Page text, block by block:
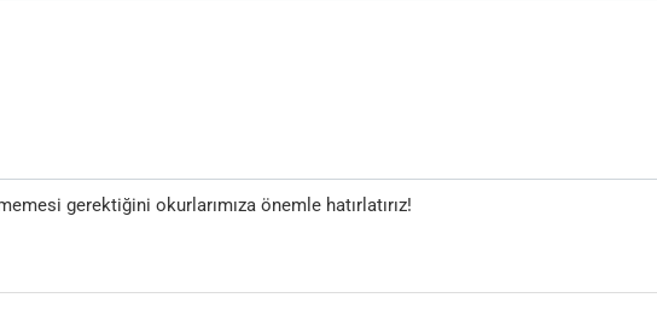
gerektiğini okurlarımıza önemle hatırlatırız!